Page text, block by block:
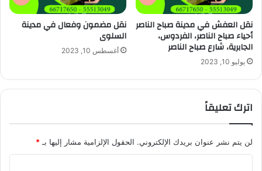
نقل العفش في مدينة صباح الناصر
أحياء صباح الناصر، الفردوس،
الجابرية، شارع صباح الناصر
يوليو 10, 2023
نقل مضمون وفعال في مدينة
السلوى
أغسطس 10, 2023
اترك تعليقاً
لن يتم نشر عنوان بريدك الإلكتروني. الحقول الإلزامية مشار إليها بـ*